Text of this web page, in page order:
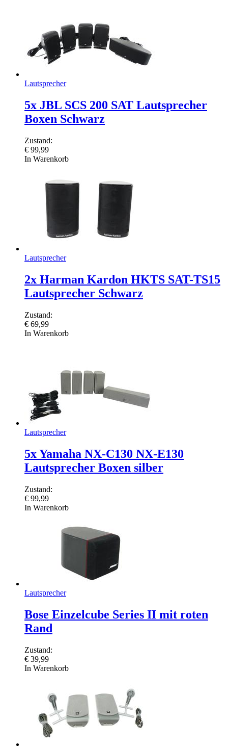
Lautsprecher
5x JBL SCS 200 SAT Lautsprecher
Boxen Schwarz
Zustand:
€ 99,99
In Warenkorb
Lautsprecher
2x Harman Kardon HKTS SAT-TS15
Lautsprecher Schwarz
Zustand:
€ 69,99
In Warenkorb
Lautsprecher
5x Yamaha NX-C130 NX-E130
Lautsprecher Boxen silber
Zustand:
€ 99,99
In Warenkorb
Lautsprecher
Bose Einzelcube Series II mit roten
Rand
Zustand:
€ 39,99
In Warenkorb